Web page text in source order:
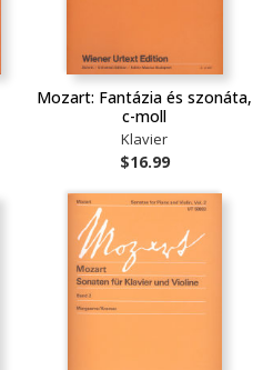
Mozart: Fantázia és szonáta,
c-moll
Klavier
$16.99